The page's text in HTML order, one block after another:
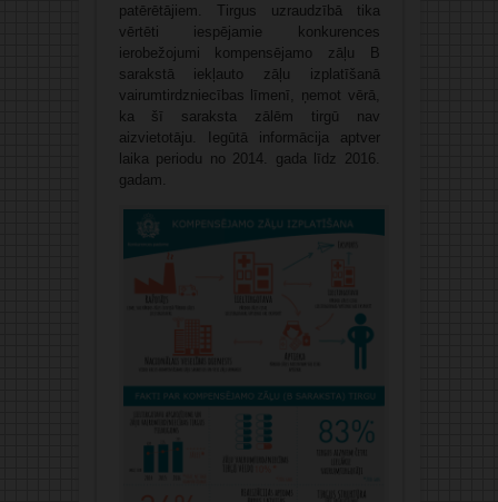
patērētājiem. Tirgus uzraudzībā tika
vērtēti iespējamie konkurences
ierobežojumi kompensējamo zāļu B
sarakstā iekļauto zāļu izplatīšanā
vairumtirdzniecības līmenī, ņemot vērā,
ka šī saraksta zālēm tirgū nav
aizvietotāju. Iegūtā informācija aptver
laika periodu no 2014. gada līdz 2016.
gadam.